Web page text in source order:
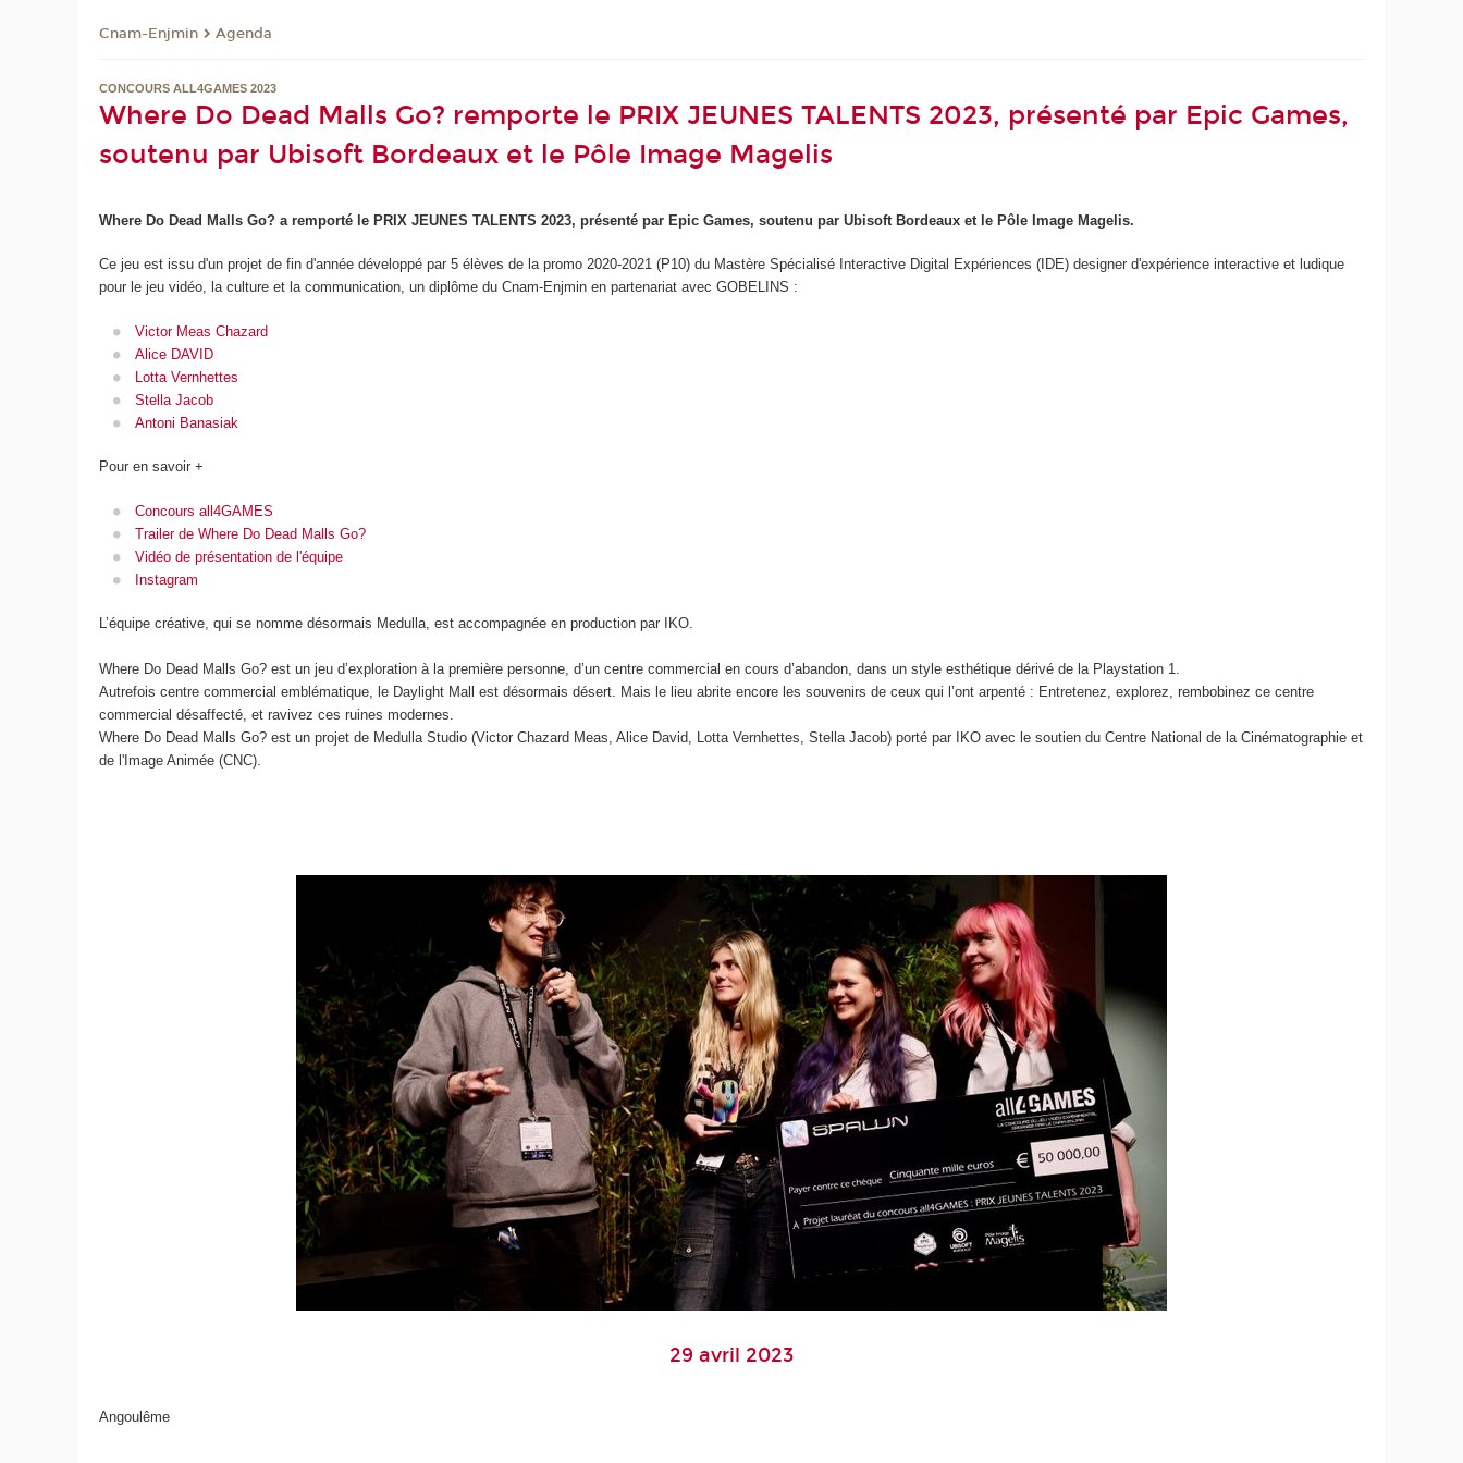
Cnam-Enjmin Agenda
CONCOURS ALL4GAMES 2023
Where Do Dead Malls Go? remporte le PRIX JEUNES TALENTS 2023, présenté par Epic Games,
soutenu par Ubisoft Bordeaux et le Pôle Image Magelis
Where Do Dead Malls Go? a remporté le PRIX JEUNES TALENTS 2023, présenté par Epic Games, soutenu par Ubisoft Bordeaux et le Pôle Image Magelis.
Ce jeu est issu d'un projet de fin d'année développé par 5 élèves de la promo 2020-2021 (P10) du Mastère Spécialisé Interactive Digital Expériences (IDE) designer d'expérience interactive et ludique
pour le jeu vidéo, la culture et la communication, un diplôme du Cnam-Enjmin en partenariat avec GOBELINS :
Victor Meas Chazard
Alice DAVID
Lotta Vernhettes
Stella Jacob
Antoni Banasiak
Pour en savoir +
Concours all4GAMES
Trailer de Where Do Dead Malls Go?
Vidéo de présentation de l'équipe
Instagram
L’équipe créative, qui se nomme désormais Medulla, est accompagnée en production par IKO.
Where Do Dead Malls Go? est un jeu d’exploration à la première personne, d’un centre commercial en cours d’abandon, dans un style esthétique dérivé de la Playstation 1.
Autrefois centre commercial emblématique, le Daylight Mall est désormais désert. Mais le lieu abrite encore les souvenirs de ceux qui l’ont arpenté : Entretenez, explorez, rembobinez ce centre
commercial désaffecté, et ravivez ces ruines modernes.
Where Do Dead Malls Go? est un projet de Medulla Studio (Victor Chazard Meas, Alice David, Lotta Vernhettes, Stella Jacob) porté par IKO avec le soutien du Centre National de la Cinématographie et
de l'Image Animée (CNC).
29 avril 2023
Angoulême